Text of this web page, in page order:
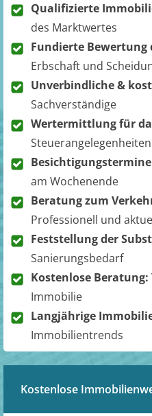
Qualifizierte
des Marktwertes
Fundierte Bewertung
Erbschaft und
Unverbindliche &
Sachverständige
Wertermittlung für
Steuerangelegenheiten
am Wochenende
Beratung zum
Professionell und
Feststellung der
Sanierungsbedarf
Kostenlose Beratung:
Immobilie
Langjährige
Immobilientrends
Kostenlose